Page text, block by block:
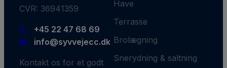
Have
Terrasse
Brolægning
Snerydning & saltning
CVR: 36941359
+45 22 47 68 69
info@syvvejecc.dk
Kontakt os for et godt